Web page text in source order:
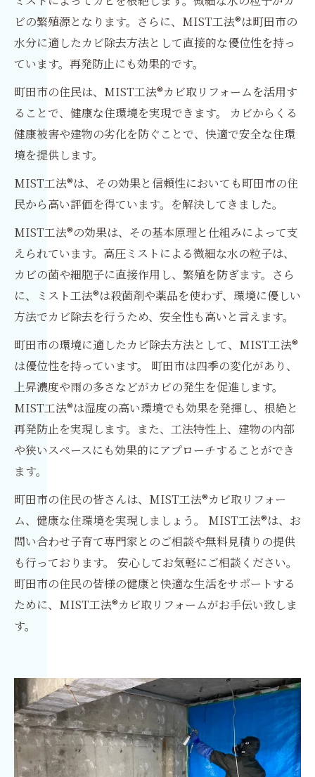
ビの繁殖源となります。さらに、MIST工法®は町田市の
水分に適したカビ除去方法として直接的な優位性を持っ
ています。再発防止にも効果的です。
町田市の住民は、MIST工法®カビ取リフォームを活用す
ることで、健康な住環境を実現できます。 カビからくる
健康被害や建物の劣化を防ぐことで、快適で安全な住環
境を提供します。
MIST工法®は、その効果と信頼性においても町田市の住
民から高い評価を得ています。を解決してきました。
MIST工法®の効果は、その基本原理と仕組みによって支
えられています。高圧ミストによる微細な水の粒子は、
カビの菌や細胞子に直接作用し、繁殖を防ぎます。さら
に、ミスト工法®は殺菌剤や薬品を​​使わず、環境に優しい
方法でカビ除去を行うため、安全性も高いと言えます。
町田市の環境に適したカビ除去方法として、MIST工法®
は優位性を持っています。 町田市は四季の変化があり、
上昇濃度や雨の多さなどがカビの発生を促進します。
MIST工法®は湿度の高い環境でも効果を発揮し、根絶と
再発防止を実現します。また、工法特性上、建物の内部
や狭いスペースにも効果的にアプローチすることができ
ます。
町田市の住民の皆さんは、MIST工法®カビ取リフォー
ム、健康な住環境を実現しましょう。 MIST工法®は、お
問い合わせ子育て専門家とのご相談や無料見積りの提供
も行っております。 安心してお気軽にご相談ください。
町田市の住民の皆様の健康と快適な生活をサポートする
ために、MIST工法®カビ取リフォームがお手伝い致しま
す。